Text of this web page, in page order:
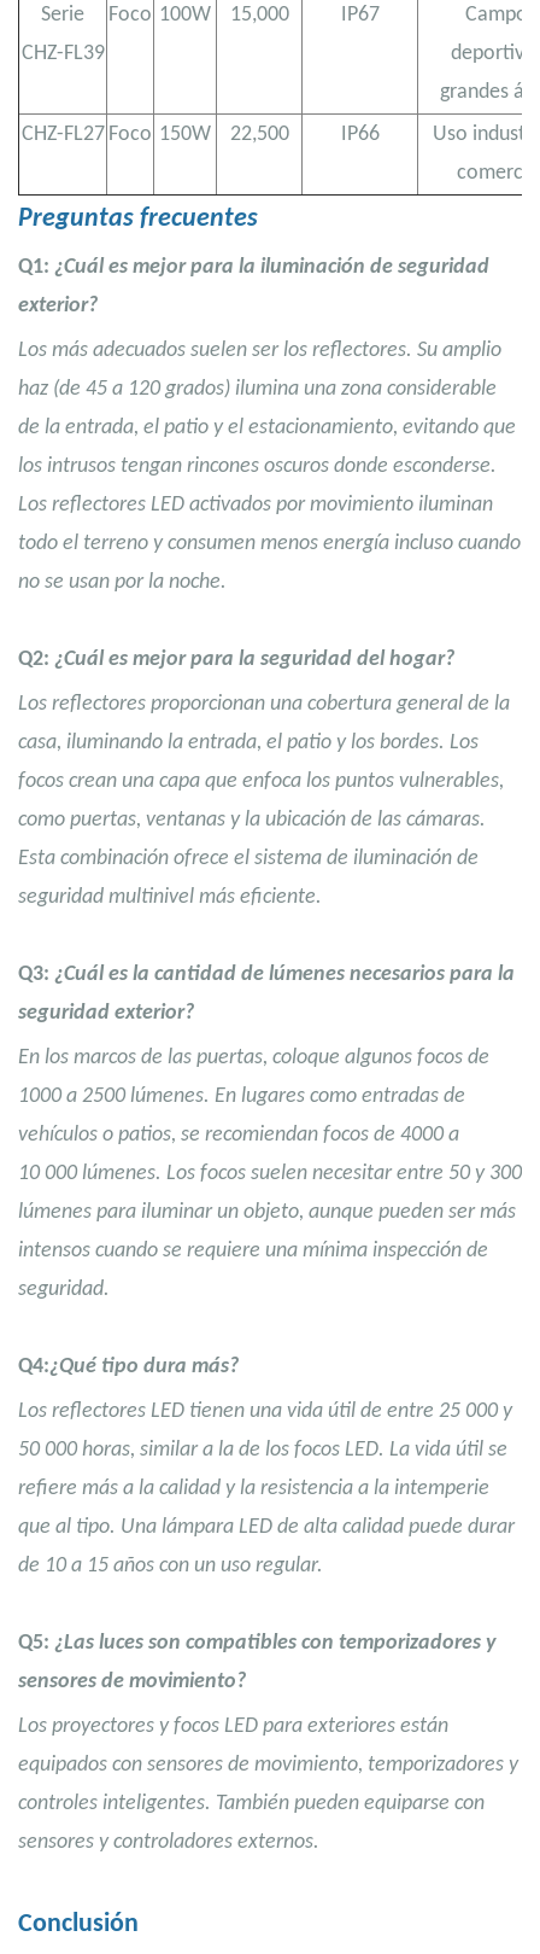
Serie
CHZ-FL39
Foco 100W 15,000 IP67
Campos
grandes
CHZ-FL27 Foco 150W 22,500 IP66
Uso
Preguntas frecuentes
Q1: ¿Cuál es mejor para la iluminación de seguridad
exterior?
Los más adecuados suelen ser los reflectores. Su amplio
haz (de 45 a 120 grados) ilumina una zona considerable
de la entrada, el patio y el estacionamiento, evitando que
los intrusos tengan rincones oscuros donde esconderse.
Los reflectores LED activados por movimiento iluminan
todo el terreno y consumen menos energía incluso cuando
no se usan por la noche.
Q2: ¿Cuál es mejor para la seguridad del hogar?
Los reflectores proporcionan una cobertura general de la
casa, iluminando la entrada, el patio y los bordes. Los
focos crean una capa que enfoca los puntos vulnerables,
como puertas, ventanas y la ubicación de las cámaras.
Esta combinación ofrece el sistema de iluminación de
seguridad multinivel más eficiente.
Q3: ¿Cuál es la cantidad de lúmenes necesarios para la
seguridad exterior?
En los marcos de las puertas, coloque algunos focos de
1000 a 2500 lúmenes. En lugares como entradas de
vehículos o patios, se recomiendan focos de 4000 a
10 000 lúmenes. Los focos suelen necesitar entre 50 y 300
lúmenes para iluminar un objeto, aunque pueden ser más
intensos cuando se requiere una mínima inspección de
seguridad.
Q4:¿Qué tipo dura más?
Los reflectores LED tienen una vida útil de entre 25 000 y
50 000 horas, similar a la de los focos LED. La vida útil se
refiere más a la calidad y la resistencia a la intemperie
que al tipo. Una lámpara LED de alta calidad puede durar
de 10 a 15 años con un uso regular.
Q5: ¿Las luces son compatibles con temporizadores y
sensores de movimiento?
Los proyectores y focos LED para exteriores están
equipados con sensores de movimiento, temporizadores y
controles inteligentes. También pueden equiparse con
sensores y controladores externos.
Conclusión